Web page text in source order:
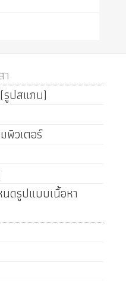
รูปสแกน)
พิวเตอร์
ดรูปแบบเนื้อหา